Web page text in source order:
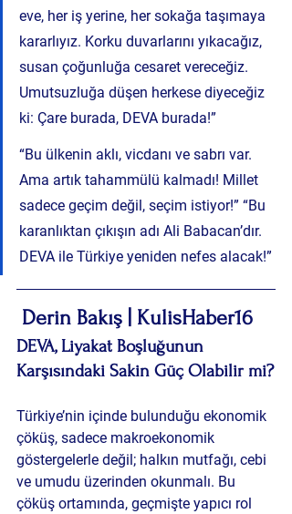
eve, her iş yerine, her sokağa taşımaya
kararlıyız. Korku duvarlarını yıkacağız,
susan çoğunluğa cesaret vereceğiz.
Umutsuzluğa düşen herkese diyeceğiz
ki: Çare burada, DEVA burada!”
“Bu ülkenin aklı, vicdanı ve sabrı var.
Ama artık tahammülü kalmadı! Millet
sadece geçim değil, seçim istiyor!” “Bu
karanlıktan çıkışın adı Ali Babacan’dır.
DEVA ile Türkiye yeniden nefes alacak!”
Derin Bakış | KulisHaber16
DEVA, Liyakat Boşluğunun
Karşısındaki Sakin Güç Olabilir mi?
Türkiye’nin içinde bulunduğu ekonomik
çöküş, sadece makroekonomik
göstergelerle değil; halkın mutfağı, cebi
ve umudu üzerinden okunmalı. Bu
çöküş ortamında, geçmişte yapıcı rol